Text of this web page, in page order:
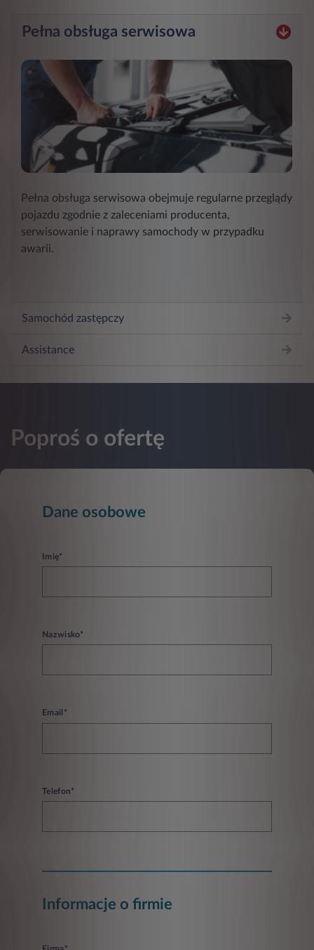
Pełna obsługa serwisowa
Pełna obsługa serwisowa obejmuje regularne przeglądy
pojazdu zgodnie z zaleceniami producenta,
serwisowanie i naprawy samochody w przypadku
awarii.
Samochód zastępczy
Assistance
Poproś o ofertę
Dane osobowe
Imię*
Nazwisko*
Email*
Telefon*
Informacje o firmie